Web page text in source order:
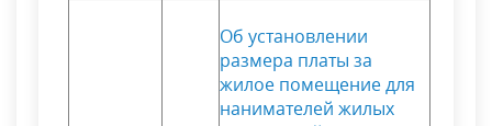
Об установлении
размера платы за
жилое помещение для
нанимателей жилых